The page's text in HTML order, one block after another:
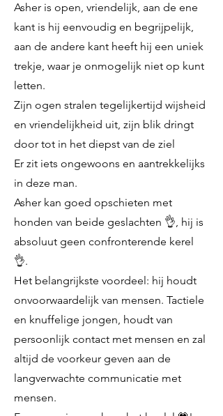
Asher is open, vriendelijk, aan de ene
kant is hij eenvoudig en begrijpelijk,
aan de andere kant heeft hij een uniek
trekje, waar je onmogelijk niet op kunt
letten.
Zijn ogen stralen tegelijkertijd wijsheid
en vriendelijkheid uit, zijn blik dringt
door tot in het diepst van de ziel
Er zit iets ongewoons en aantrekkelijks
in deze man.
Asher kan goed opschieten met
honden van beide geslachten 👌, hij is
absoluut geen confronterende kerel
👌.
Het belangrijkste voordeel: hij houdt
onvoorwaardelijk van mensen. Tactiele
en knuffelige jongen, houdt van
persoonlijk contact met mensen en zal
altijd de voorkeur geven aan de
langverwachte communicatie met
mensen.